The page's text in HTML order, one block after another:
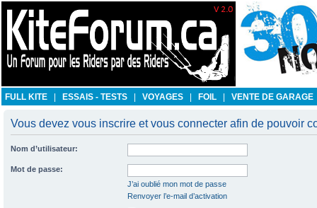
FULL KITE ESSAIS - TESTS VOYAGES FOIL VENTE DE GARAGE
Vous devez vous inscrire et vous connecter afin de pouvoir
Nom d’utilisateur:
Mot de passe:
J’ai oublié mon mot de passe
Renvoyer l’e-mail d’activation